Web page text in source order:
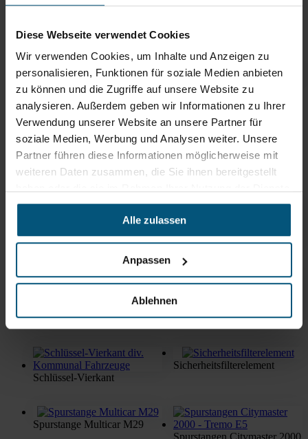
Diese Webseite verwendet Cookies
Wir verwenden Cookies, um Inhalte und Anzeigen zu
personalisieren, Funktionen für soziale Medien anbieten
zu können und die Zugriffe auf unsere Website zu
analysieren. Außerdem geben wir Informationen zu Ihrer
Verwendung unserer Website an unsere Partner für
soziale Medien, Werbung und Analysen weiter. Unsere
Partner führen diese Informationen möglicherweise mit
weiteren Daten zusammen, die Sie ihnen bereitgestellt
gesammelt haben.
Alle zulassen
Anpassen
Ablehnen
Radschraube/bolzen Multicar
Riemenscheibe f.
Lichtmaschine M31E6
Riemenspanner
Riemenspanner Citymaster
1600 2000
Satz Bremsbeläge Multicar
Scheibenwaschbehälter
M29E CM2250
Schlüssel-Riegelverschluss
Schlüssel-Vierkant
Sicherheitsfilterelement
Spurstange Multicar M29
Spurstangen Citymaster 2000